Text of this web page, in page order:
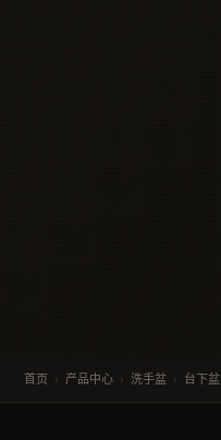
首页 › 产品中心 › 洗手盆 › 台下盆